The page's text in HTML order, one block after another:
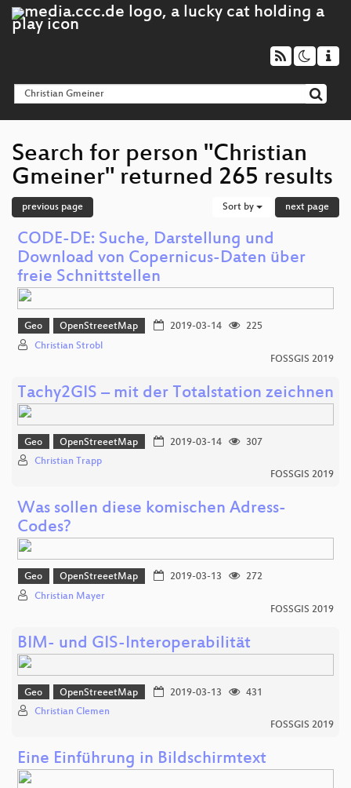
Search for person "Christian
Gmeiner" returned 265 results
previous page Sort by next page
CODE-DE: Suche, Darstellung und
Download von Copernicus-Daten über
freie Schnittstellen
Geo OpenStreeetMap 2019-03-14
225
Christian Strobl
FOSSGIS 2019
Tachy2GIS – mit der Totalstation zeichnen
Geo OpenStreeetMap 2019-03-14
307
Christian Trapp
FOSSGIS 2019
Was sollen diese komischen Adress-
Codes?
Geo OpenStreeetMap 2019-03-13
272
Christian Mayer
FOSSGIS 2019
BIM- und GIS-Interoperabilität
Geo OpenStreeetMap 2019-03-13
431
Christian Clemen
FOSSGIS 2019
Eine Einführung in Bildschirmtext